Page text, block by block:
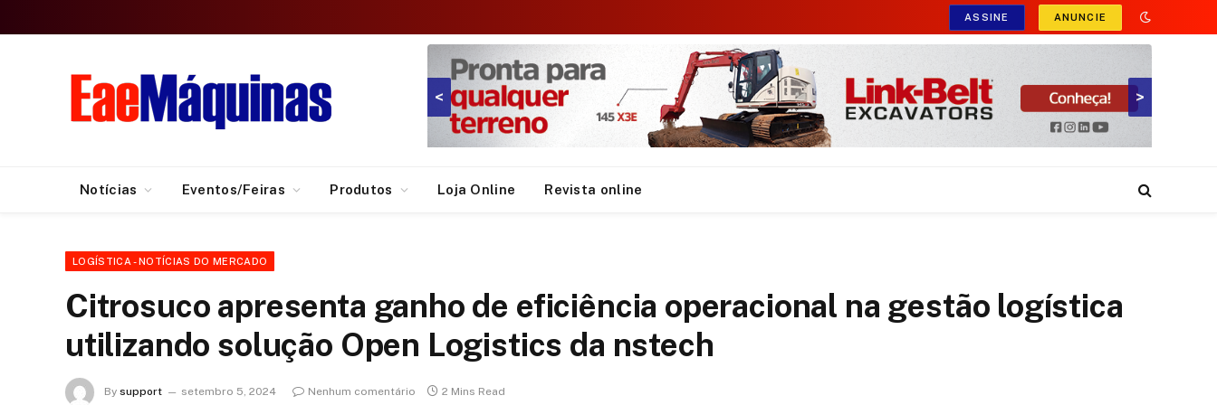
ASSINE ANUNCIE
>
<
Notícias Eventos/Feiras Produtos Loja Online Revista online
LOGÍSTICA - NOTÍCIAS DO MERCADO
Citrosuco apresenta ganho de eficiência operacional na gestão logística
utilizando solução Open Logistics da nstech
By support setembro 5, 2024 Nenhum comentário 2 Mins Read